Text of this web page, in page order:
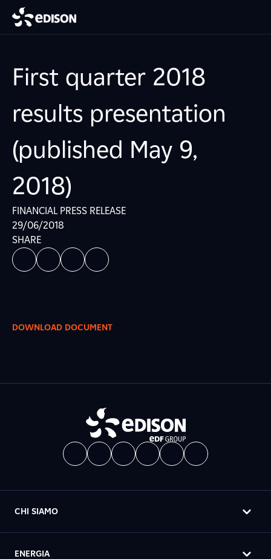
First quarter 2018
results presentation
(published May 9,
2018)
FINANCIAL PRESS RELEASE
29/06/2018
SHARE
DOWNLOAD DOCUMENT
CHI SIAMO
ENERGIA